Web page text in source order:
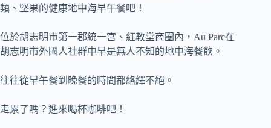
類、堅果的健康地中海早午餐吧！
位於胡志明市第一郡統一宮、紅教堂商圈內，Au Parc在
胡志明市外國人社群中早是無人不知的地中海餐飲。
往往從早午餐到晚餐的時間都絡繹不絕。
走累了嗎？進來喝杯咖啡吧！